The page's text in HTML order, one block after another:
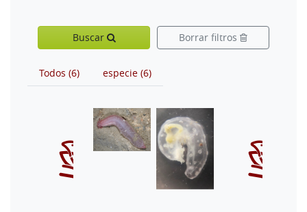
Buscar Borrar filtros
Todos (6) especie (6)